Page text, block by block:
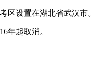
区设置在湖北省武汉市。
年起取消。